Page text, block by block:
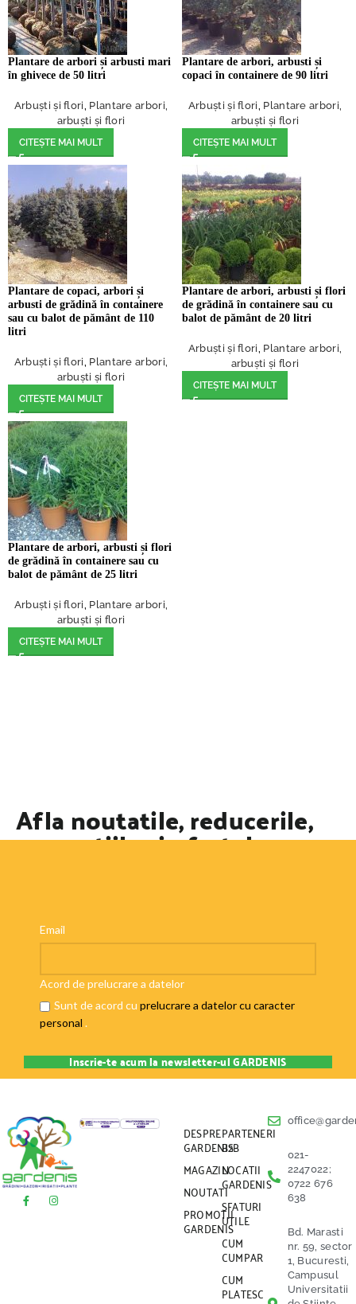
Plantare de arbori și arbusti mari
în ghivece de 50 litri
Arbuști și flori, Plantare arbori,
arbuști și flori
CITEȘTE MAI MULT
Plantare de arbori, arbusti și
copaci în containere de 90 litri
Arbuști și flori, Plantare arbori,
arbuști și flori
CITEȘTE MAI MULT
Plantare de copaci, arbori și
arbusti de grădină în containere
sau cu balot de pământ de 110
litri
Arbuști și flori, Plantare arbori,
arbuști și flori
CITEȘTE MAI MULT
Plantare de arbori, arbusti și flori
de grădină în containere sau cu
balot de pământ de 20 litri
Arbuști și flori, Plantare arbori,
arbuști și flori
CITEȘTE MAI MULT
Plantare de arbori, arbusti și flori
de grădină în containere sau cu
balot de pământ de 25 litri
Arbuști și flori, Plantare arbori,
arbuști și flori
CITEȘTE MAI MULT
Afla noutatile, reducerile,
promotiile si ofertele
Email
Acord de prelucrare a datelor
Sunt de acord cu prelucrare a datelor cu caracter
personal .
DESPRE
GARDENIS
MAGAZIN
NOUTATI
PROMOTII
GARDENIS
PARTENERI
B2B
LOCATII
GARDENIS
SFATURI
UTILE
CUM
CUMPAR
CUM
PLATESC
021-
2247022;
0722 676
638
Bd. Marasti
nr. 59, sector
1, Bucuresti,
Campusul
Universitatii